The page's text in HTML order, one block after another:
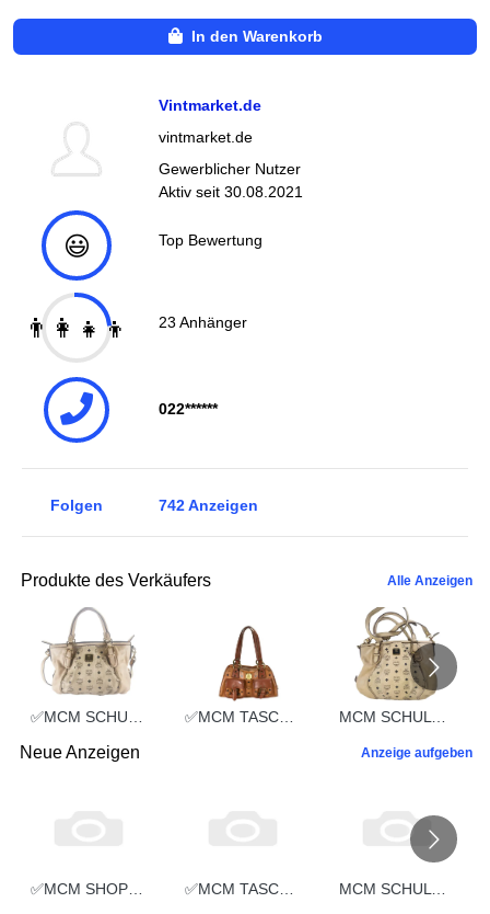
In den Warenkorb
Vintmarket.de
vintmarket.de
Gewerblicher Nutzer
Aktiv seit 30.08.2021
😃 Top Bewertung
👨‍👩‍👧‍👦 23 Anhänger
022******
Folgen 742Anzeigen
Produkte des Verkäufers Alle Anzeigen
Neue Anzeigen Anzeige aufgeben